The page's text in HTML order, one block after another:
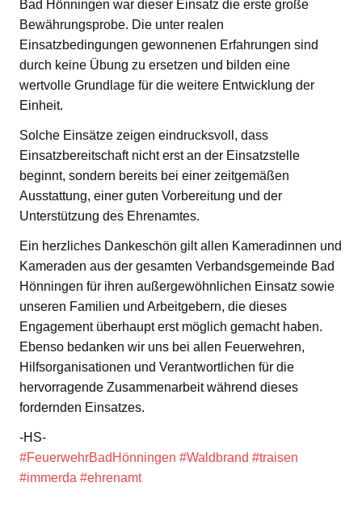
Bad Hönningen war dieser Einsatz die erste große
Bewährungsprobe. Die unter realen
Einsatzbedingungen gewonnenen Erfahrungen sind
durch keine Übung zu ersetzen und bilden eine
wertvolle Grundlage für die weitere Entwicklung der
Einheit.
Solche Einsätze zeigen eindrucksvoll, dass
Einsatzbereitschaft nicht erst an der Einsatzstelle
beginnt, sondern bereits bei einer zeitgemäßen
Ausstattung, einer guten Vorbereitung und der
Unterstützung des Ehrenamtes.
Ein herzliches Dankeschön gilt allen Kameradinnen und
Kameraden aus der gesamten Verbandsgemeinde Bad
Hönningen für ihren außergewöhnlichen Einsatz sowie
unseren Familien und Arbeitgebern, die dieses
Engagement überhaupt erst möglich gemacht haben.
Ebenso bedanken wir uns bei allen Feuerwehren,
Hilfsorganisationen und Verantwortlichen für die
hervorragende Zusammenarbeit während dieses
fordernden Einsatzes.
-HS-
#FeuerwehrBadHönningen #Waldbrand #traisen
#immerda #ehrenamt